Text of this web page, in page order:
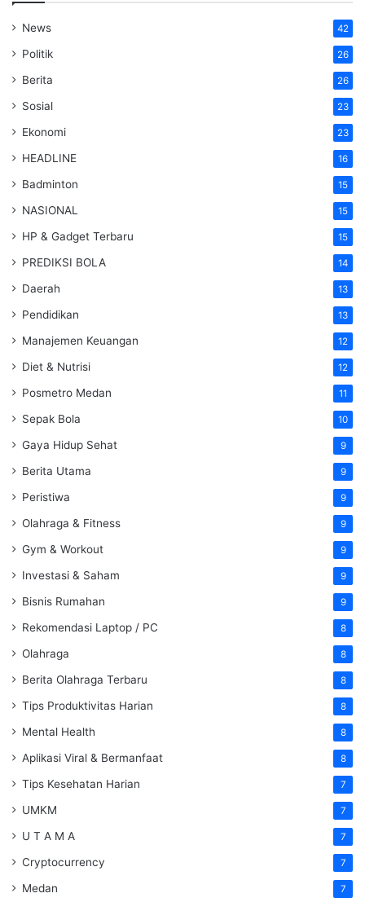
News 42
Politik 26
Berita 26
Sosial 23
Ekonomi 23
HEADLINE 16
Badminton 15
NASIONAL 15
HP & Gadget Terbaru 15
PREDIKSI BOLA 14
Daerah 13
Pendidikan 13
Manajemen Keuangan 12
Diet & Nutrisi 12
Posmetro Medan 11
Sepak Bola 10
Gaya Hidup Sehat 9
Berita Utama 9
Peristiwa 9
Olahraga & Fitness 9
Gym & Workout 9
Investasi & Saham 9
Bisnis Rumahan 9
Rekomendasi Laptop / PC 8
Olahraga 8
Berita Olahraga Terbaru 8
Tips Produktivitas Harian 8
Mental Health 8
Aplikasi Viral & Bermanfaat 8
Tips Kesehatan Harian 7
UMKM 7
U T A M A 7
Cryptocurrency 7
Medan 7